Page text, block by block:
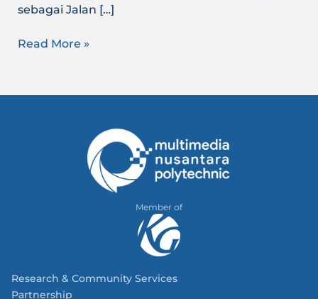
sebagai Jalan […]
Read More »
Member of
Research & Community Services
Partnership